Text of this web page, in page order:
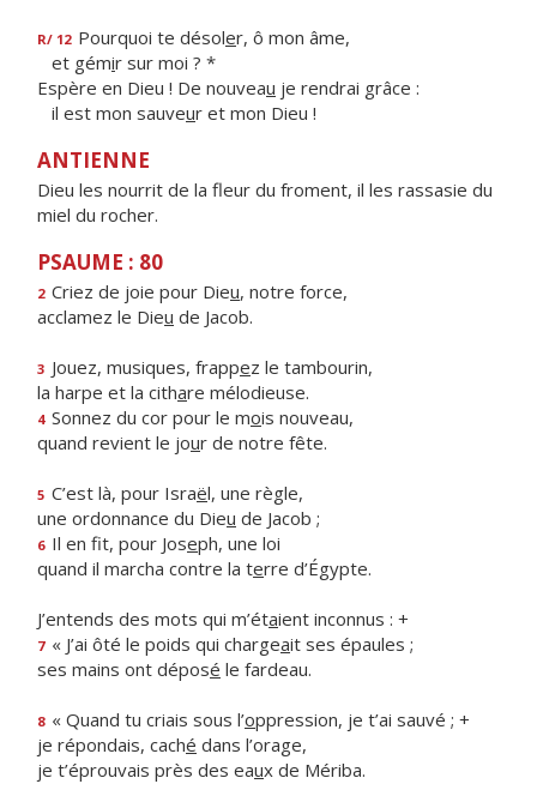
R/ 12 Pourquoi te désoler, ô mon âme,
et gémir sur moi ? *
Espère en Dieu ! De nouveau je rendrai grâce :
il est mon sauveur et mon Dieu !
ANTIENNE
Dieu les nourrit de la fleur du froment, il les rassasie du
miel du rocher.
PSAUME : 80
2 Criez de joie pour Dieu, notre force,
acclamez le Dieu de Jacob.
3 Jouez, musiques, frappez le tambourin,
la harpe et la cithare mélodieuse.
4 Sonnez du cor pour le mois nouveau,
quand revient le jour de notre fête.
5 C’est là, pour Israël, une règle,
une ordonnance du Dieu de Jacob ;
6 Il en fit, pour Joseph, une loi
quand il marcha contre la terre d’Égypte.
J’entends des mots qui m’étaient inconnus : +
7 « J’ai ôté le poids qui chargeait ses épaules ;
ses mains ont déposé le fardeau.
8 « Quand tu criais sous l’oppression, je t’ai sauvé ; +
je répondais, caché dans l’orage,
je t’éprouvais près des eaux de Mériba.